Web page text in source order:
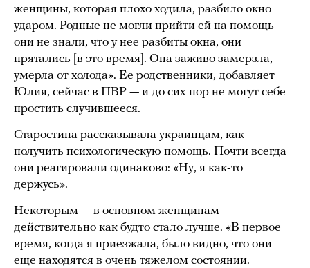
женщины, которая плохо ходила, разбило окно
ударом. Родные не могли прийти ей на помощь —
они не знали, что у нее разбиты окна, они
прятались [в это время]. Она заживо замерзла,
умерла от холода». Ее родственники, добавляет
Юлия, сейчас в ПВР — и до сих пор не могут себе
простить случившееся.
Старостина рассказывала украинцам, как
получить психологическую помощь. Почти всегда
они реагировали одинаково: «Ну, я как-то
держусь».
Некоторым — в основном женщинам —
действительно как будто стало лучше. «В первое
время, когда я приезжала, было видно, что они
еще находятся в очень тяжелом состоянии.